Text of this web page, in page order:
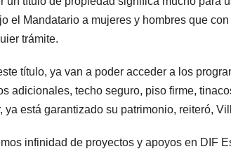
el Mandatario a mujeres y hombres que
trámite.
título, ya van a poder acceder a los
adicionales, techo seguro, piso firme,
ya está garantizado su patrimonio, reiteró,
infinidad de proyectos y apoyos en DIF